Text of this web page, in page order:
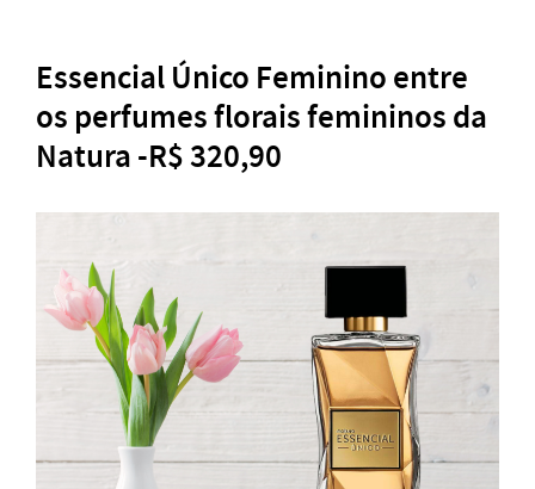
Essencial Único Feminino entre
os perfumes florais femininos da
Natura -R$ 320,90